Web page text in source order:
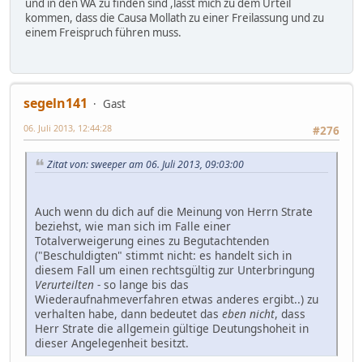
und in den WA zu finden sind ,lässt mich zu dem Urteil
kommen, dass die Causa Mollath zu einer Freilassung und zu
einem Freispruch führen muss.
segeln141
Gast
#276
06. Juli 2013, 12:44:28
Zitat von: sweeper am 06. Juli 2013, 09:03:00
Auch wenn du dich auf die Meinung von Herrn Strate
beziehst, wie man sich im Falle einer
Totalverweigerung eines zu Begutachtenden
("Beschuldigten" stimmt nicht: es handelt sich in
diesem Fall um einen rechtsgültig zur Unterbringung
Verurteilten - so lange bis das
Wiederaufnahmeverfahren etwas anderes ergibt..) zu
verhalten habe, dann bedeutet das eben nicht, dass
Herr Strate die allgemein gültige Deutungshoheit in
dieser Angelegenheit besitzt.